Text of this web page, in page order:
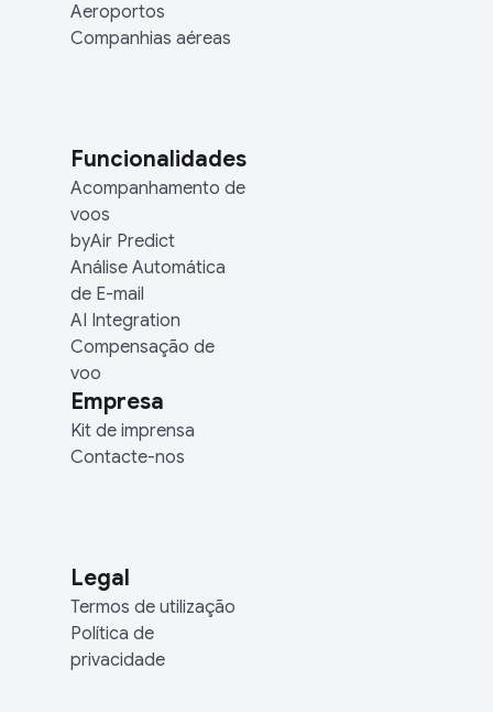
Aeroportos
Companhias aéreas
Funcionalidades
Acompanhamento de
voos
byAir Predict
Análise Automática
de E-mail
AI Integration
Compensação de
voo
Empresa
Kit de imprensa
Contacte-nos
Legal
Termos de utilização
Política de
privacidade